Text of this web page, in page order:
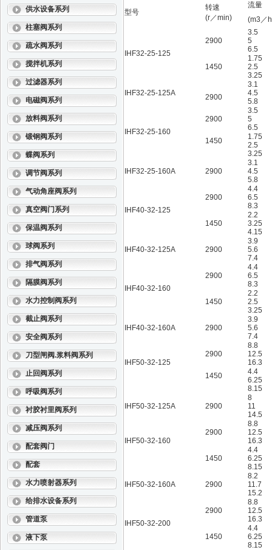
供水设备系列
柱塞阀系列
疏水阀系列
搅拌机系列
过滤器系列
电磁阀系列
放料阀系列
锻钢阀系列
蝶阀系列
调节阀系列
气动角座阀系列
真空阀门系列
保温阀系列
球阀系列
排气阀系列
隔膜阀系列
水力控制阀系列
截止阀系列
安全阀系列
刀型闸阀.浆料阀系列
止回阀系列
呼吸阀系列
衬胶衬里阀系列
减压阀系列
配套阀门
配套
水力喷射器系列
给排水设备系列
管道泵
液下泵
型号
转速
(r／min)
流量
(m3／
IHF32-25-125
2900
3.5
5
6.5
1450
1.75
2.5
3.25
IHF32-25-125A 2900
3.1
4.5
5.8
IHF32-25-160
2900
3.5
5
6.5
1450
1.75
2.5
3.25
IHF32-25-160A 2900
3.1
4.5
5.8
IHF40-32-125
2900
4.4
6.5
8.3
1450
2.2
3.25
4.15
IHF40-32-125A 2900
3.9
5.6
7.4
IHF40-32-160
2900
4.4
6.5
8.3
1450
2.2
2.5
3.25
IHF40-32-160A 2900
3.9
5.6
7.4
IHF50-32-125
2900
8.8
12.5
16.3
1450
4.4
6.25
8.15
IHF50-32-125A 2900
8
11
14.5
IHF50-32-160
2900
8.8
12.5
16.3
1450
4.4
6.25
8.15
IHF50-32-160A 2900
8.2
11.7
15.2
IHF50-32-200
2900
8.8
12.5
16.3
1450
4.4
6.25
8.15